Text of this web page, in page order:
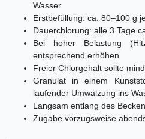
Wasser
Erstbefüllung: ca. 80–100 g
Dauerchlorung: alle 3 Tage
Bei hoher Belastung
entsprechend erhöhen
Freier Chlorgehalt sollte
Granulat in einem
laufender Umwälzung ins
Langsam entlang des
Zugabe vorzugsweise